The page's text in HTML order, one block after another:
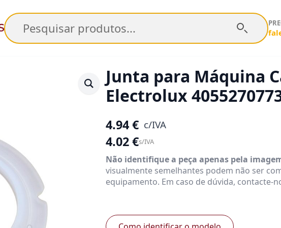
Pesquisar
Junta para Máquina
Electrolux
4.94€ c/IVA
4.02€s/IVA
Não identifique a peça apenas pela
visualmente semelhantes podem não ser
equipamento. Em caso de dúvida, contacte-